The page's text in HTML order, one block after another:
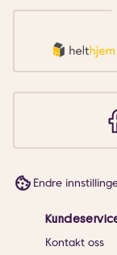
Endre
Kontakt oss